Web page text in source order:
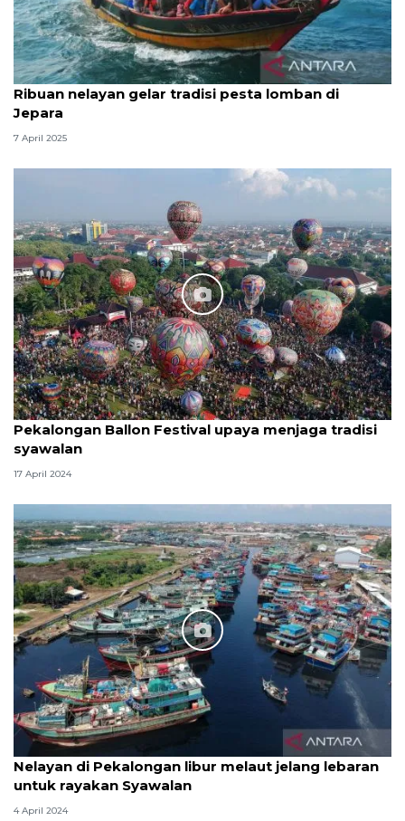
Ribuan nelayan gelar tradisi pesta lomban di
Jepara
7 April 2025
Pekalongan Ballon Festival upaya menjaga tradisi
syawalan
17 April 2024
Nelayan di Pekalongan libur melaut jelang lebaran
untuk rayakan Syawalan
4 April 2024